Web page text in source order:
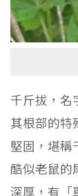
千斤拔，名
其根部的特
堅固，堪稱
酷似老鼠的
深厚，有「